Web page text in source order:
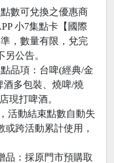
數可兌換之優惠商
小7集點卡【國際
，數量有限，兌完
公告。
品項：台啤(經典/金
酒多包裝、燒啤/燒
現打啤酒。
活動結束點數自動失
跨活動累計使用，
品：採原門市預購取